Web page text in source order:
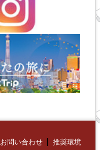
お問い合わせ
推奨環境